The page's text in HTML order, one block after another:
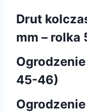
Drut
mm – rolka
45-46)